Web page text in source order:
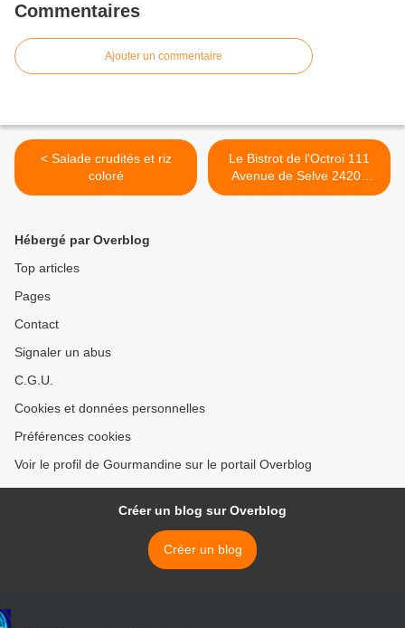
Commentaires
Ajouter un commentaire
< Salade crudités et riz
coloré
Le Bistrot de l'Octroi 111
Avenue de Selve 24200
SARLAT >
Hébergé par Overblog
Top articles
Pages
Contact
Signaler un abus
C.G.U.
Cookies et données personnelles
Préférences cookies
Voir le profil de Gourmandine sur le portail Overblog
Créer un blog sur Overblog
Créer un blog